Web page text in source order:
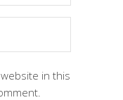
in this